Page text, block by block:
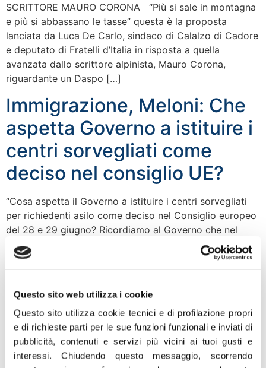
Questo sito web utilizza i cookie
Questo sito utilizza cookie tecnici e di profilazione propri
e di richieste parti per le sue funzioni funzionali e inviati di
pubblicità, contenuti e servizi più vicini ai tuoi gusti e
interessi.Chiudendo questo messaggio, scorrendo
SCRITTORE MAURO CORONA “Più si sale in montagna
e più si abbassano le tasse” questa è la proposta
lanciata da Luca De Carlo, sindaco di Calalzo di Cadore
e deputato di Fratelli d’Italia in risposta a quella
avanzata dallo scrittore alpinista, Mauro Corona,
riguardante un Daspo […]
Immigrazione, Meloni: Che
aspetta Governo a istituire i
centri sorvegliati come
deciso nel consiglio UE?
“Cosa aspetta il Governo a istituire i centri sorvegliati
per richiedenti asilo come deciso nel Consiglio europeo
del 28 e 29 giugno? Ricordiamo al Governo che nel
documento conclusivo del Consiglio è previsto che
“Coloro che vengono salvati dovrebbero essere
persone […]
Autostrade, Rampelli: Lo
Stato resti nella gestione di